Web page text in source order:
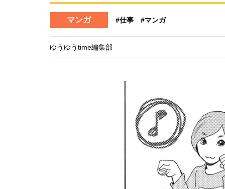
マンガ #仕事 #マンガ
ゆうゆうtime編集部